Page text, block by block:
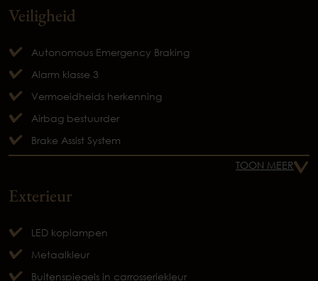
Veiligheid
Autonomous Emergency Braking
Alarm klasse 3
Vermoeidheids herkenning
Airbag bestuurder
Brake Assist System
TOON MEER
Exterieur
LED koplampen
Metaalkleur
Buitenspiegels in carrosseriekleur